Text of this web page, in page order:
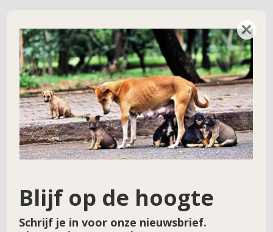
Geef een reactie
Je e-mailadres wordt niet gepubliceerd. Vereiste velden zijn gemarkeerd met*
Reactie*
×
Blijf op de hoogte
Schrijf je in voor onze nieuwsbrief.